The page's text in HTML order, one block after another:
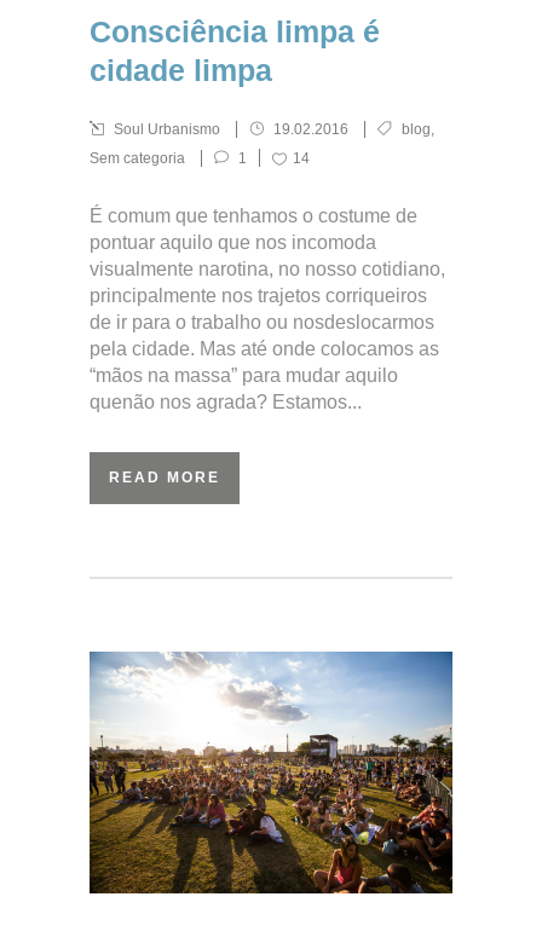
Consciência limpa é
cidade limpa
Soul Urbanismo 19.02.2016 blog,
Sem categoria
1 14
É comum que tenhamos o costume de
pontuar aquilo que nos incomoda
visualmente narotina, no nosso cotidiano,
principalmente nos trajetos corriqueiros
de ir para o trabalho ou nosdeslocarmos
pela cidade. Mas até onde colocamos as
“mãos na massa” para mudar aquilo
quenão nos agrada? Estamos...
READ MORE